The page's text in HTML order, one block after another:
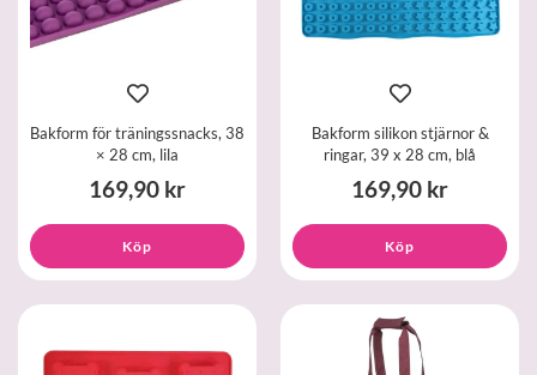
Bakform för träningssnacks, 38
× 28 cm, lila
169,90 kr
Köp
Bakform silikon stjärnor &
ringar, 39 x 28 cm, blå
169,90 kr
Köp